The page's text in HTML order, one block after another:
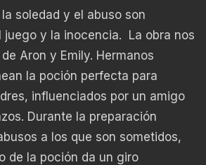
soledad y el abuso son
juego y la inocencia. La obra nos
Aron y Emily. Hermanos
la poción perfecta para
influenciados por un amigo
Durante la preparación
a los que son sometidos,
de la poción da un giro